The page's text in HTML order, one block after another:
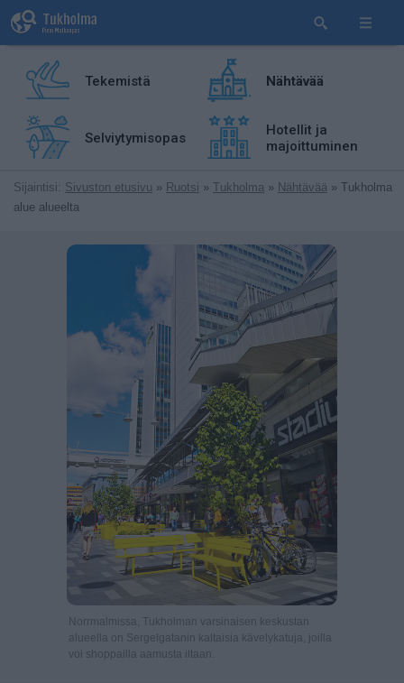
Tekemistä Nähtävää
Selviytymisopas
Hotellit ja
majoittuminen
Sijaintisi: Sivuston etusivu » Ruotsi » Tukholma » Nähtävää » Tukholma
alue alueelta
Norrmalmissa, Tukholman varsinaisen keskustan
alueella on Sergelgatanin kaltaisia kävelykatuja, joilla
voi shoppailla aamusta iltaan.